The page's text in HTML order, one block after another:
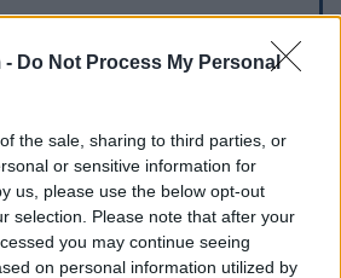
- Do Not Process My Personal
the sale, sharing to third parties, or
or sensitive information for
us, please use the below opt-out
selection. Please note that after your
you may continue seeing
on personal information utilized by